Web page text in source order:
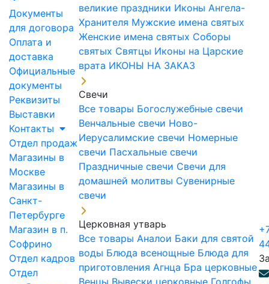
Документы
для договора
Оплата и
доставка
Официальные
документы
Реквизиты
Выставки
Контакты
Отдел продаж
Магазины в
Москве
Магазины в
Санкт-
Петербурге
Магазин в п.
Софрино
Отдел кадров
Отдел
великие праздники Иконы Ангела-
Хранителя Мужские имена святых
Женские имена святых Соборы
святых Святцы Иконы на Царские
врата ИКОНЫ НА ЗАКАЗ
Свечи
Все товары Богослужебные свечи
Венчальные свечи Ново-
Иерусалимские свечи Номерные
свечи Пасхальные свечи
Праздничные свечи Свечи для
домашней молитвы Сувенирные
свечи
Церковная утварь
Все товары Аналои Баки для святой
воды Блюда всенощные Блюда для
приготовления Агнца Бра церковные
Венцы Вывески церковные Голгофы